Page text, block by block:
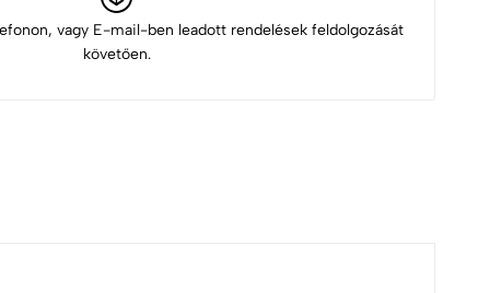
vagy E-mail-ben leadott rendelések feldolgozását
követően.